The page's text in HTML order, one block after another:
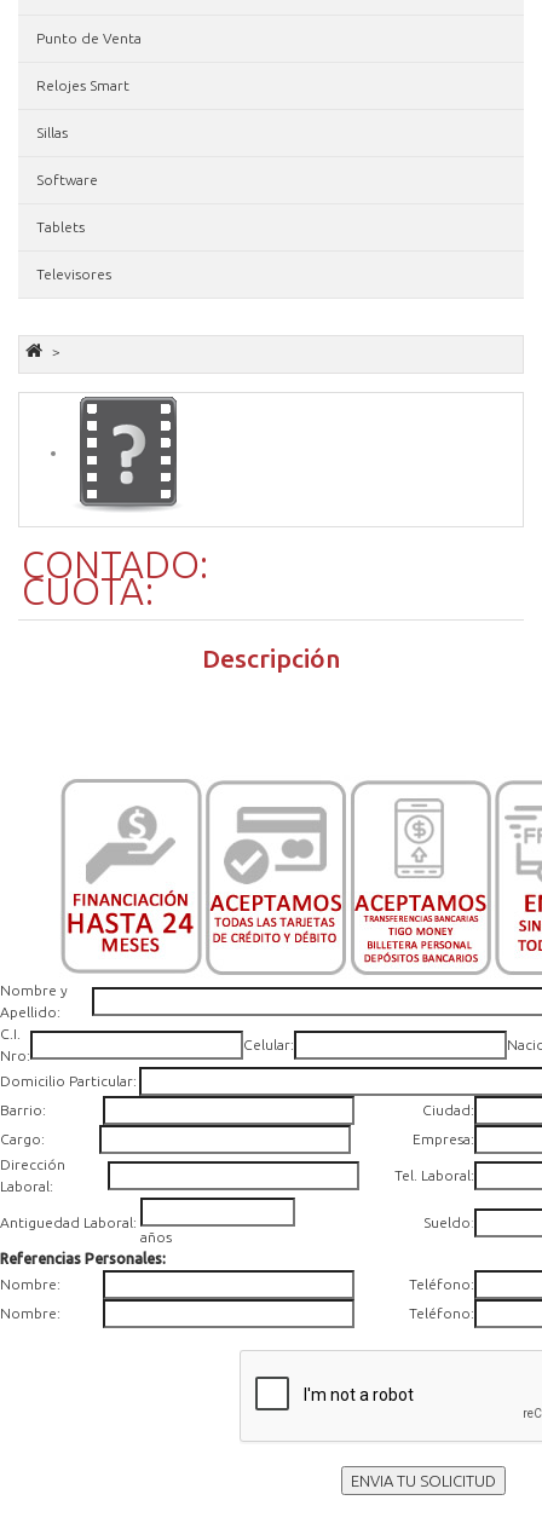
Punto de Venta
Relojes Smart
Sillas
Software
Tablets
Televisores
CONTADO:
CUOTA:
Descripción
Nombre y
Apellido:
C.I.
Nro:
Celular:
Domicilio Particular:
Barrio:
Ciudad:
Cargo:
Empresa:
Dirección
Laboral:
Tel. Laboral:
Antiguedad Laboral:
años
Sueldo:
Referencias Personales:
Nombre:
Teléfono:
Nombre:
Teléfono:
ENVIA TU SOLICITUD